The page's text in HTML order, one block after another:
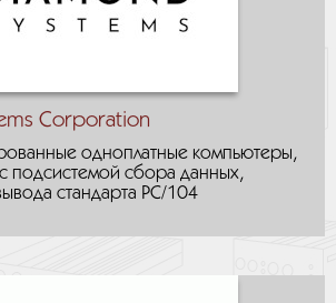
Corporation
одноплатные компьютеры,
подсистемой сбора данных,
стандарта PC/104